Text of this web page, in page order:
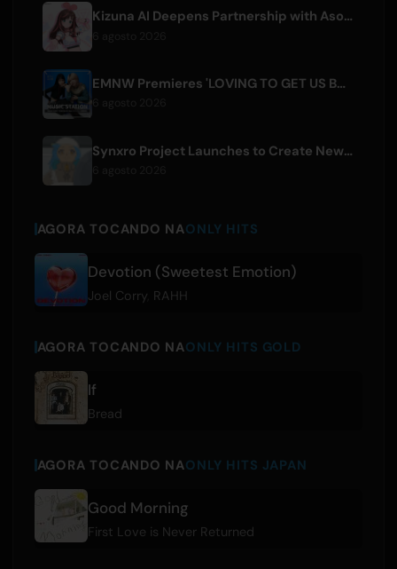
Kizuna AI Deepens Partnership with Asobisystem Ahead of 10th Anniversary World Tour
EMNW Premieres 'LOVING TO GET US BY' Music Video on August 7
Synxro Project Launches to Create New IP from Fictional Anime Openings
AGORA TOCANDO NAONLY HITS
Devotion (Sweetest Emotion)
Joel Corry, RAHH
AGORA TOCANDO NAONLY HITS GOLD
If
Bread
AGORA TOCANDO NAONLY HITS JAPAN
Good Morning
First Love is Never Returned